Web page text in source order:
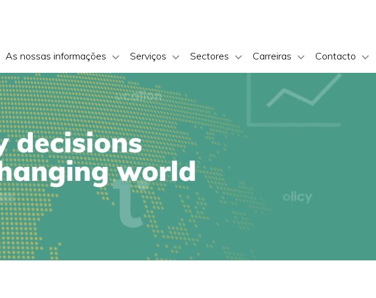
As nossas informações Serviços Sectores Carreiras Contacto